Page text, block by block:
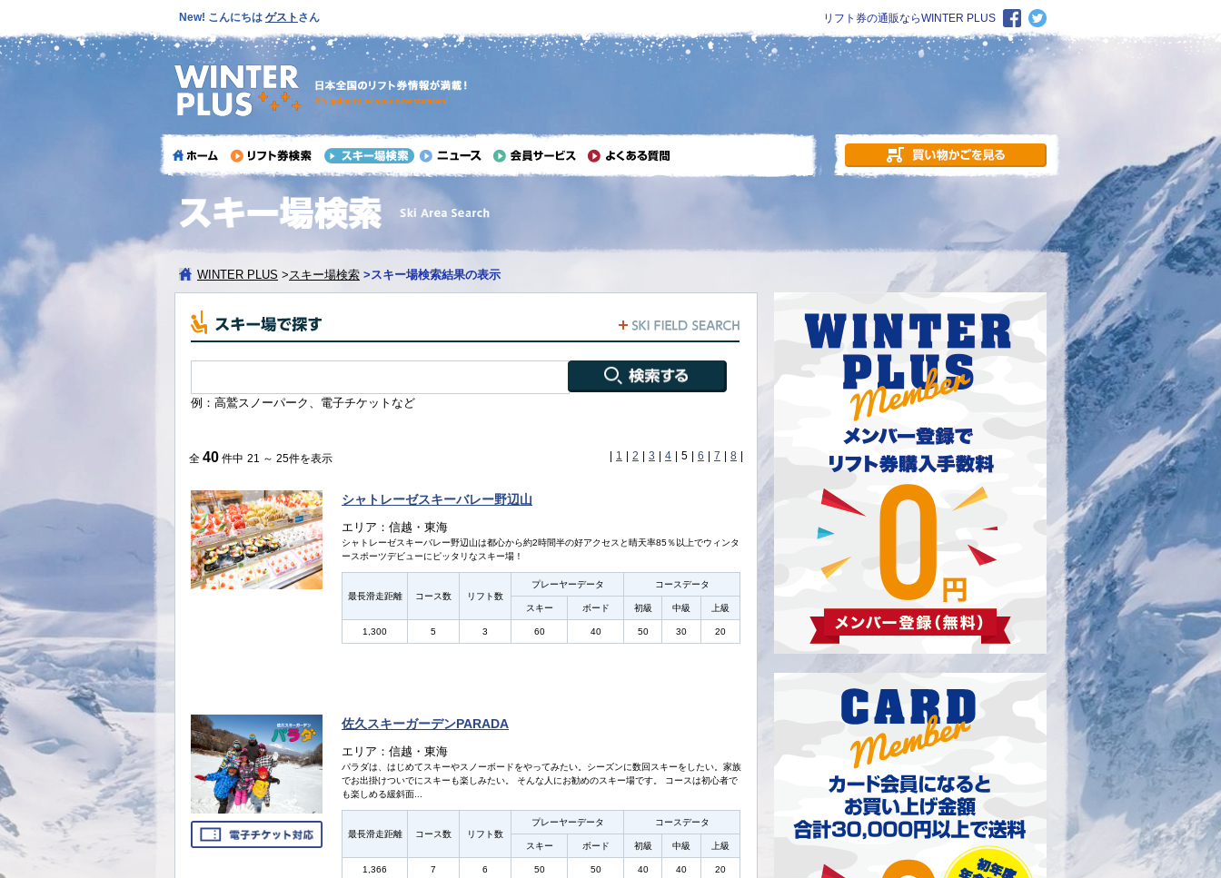
New! こんにちは ゲスト さん リフト券の通販ならWINTER PLUS
WINTER PLUS >スキー場検索 >スキー場検索結果の表示
例：高鷲スノーパーク、電子チケットなど
全 40 件中 21 ～ 25件を表示 1 2 3 4 5 6 7 8
シャトレーゼスキーバレー野辺山
エリア：信越・東海
シャトレーゼスキーバレー野辺山は都心から約2時間半の好アクセスと晴天率85％以上でウィンタ
ースポーツデビューにピッタリなスキー場！
最長滑走距離 コース数 リフト数
プレーヤーデータ コースデータ
スキー ボード 初級 中級 上級
1,300 5 3 60 40 50 30 20
佐久スキーガーデンPARADA
エリア：信越・東海
パラダは、はじめてスキーやスノーボードをやってみたい。シーズンに数回スキーをしたい。家族
でお出掛けついでにスキーも楽しみたい。 そんな人にお勧めのスキー場です。 コースは初心者で
も楽しめる緩斜面...
最長滑走距離 コース数 リフト数
プレーヤーデータ コースデータ
スキー ボード 初級 中級 上級
1,366 7 6 50 50 40 40 20